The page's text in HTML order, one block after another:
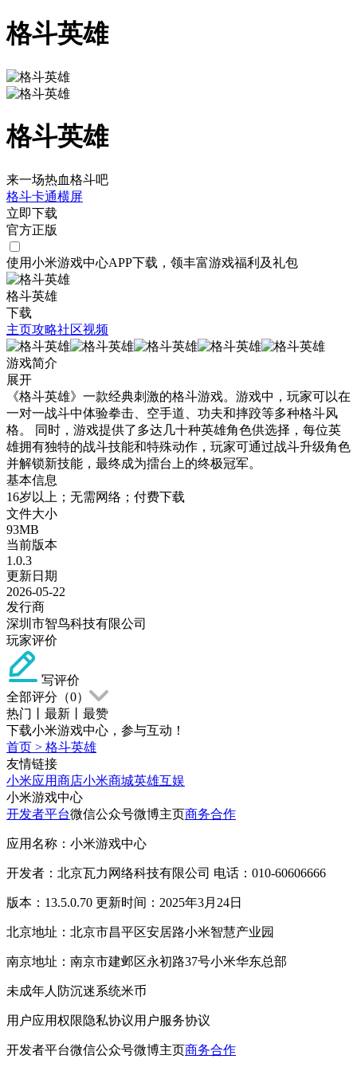
格斗英雄
格斗英雄
来一场热血格斗吧
格斗卡通横屏
立即下载
官方正版
使用小米游戏中心APP下载 ，领丰富游戏福利 及礼包
格斗英雄
下载
主页攻略社区视频
游戏简介
展开
《格斗英雄》一款经典刺激的格斗游戏。游戏中，玩家可以在
一对一战斗中体验拳击、空手道、功夫和摔跤等多种格斗风
格。 同时，游戏提供了多达几十种英雄角色供选择，每位英
雄拥有独特的战斗技能和特殊动作，玩家可通过战斗升级角色
并解锁新技能，最终成为擂台上的终极冠军。
基本信息
16岁以上；无需网络；付费下载
文件大小
93MB
当前版本
1.0.3
更新日期
2026-05-22
发行商
深圳市智鸟科技有限公司
玩家评价
写评价
全部评分（0）
热门
最新
最赞
下载小米游戏中心，参与互动！
首页 > 格斗英雄
友情链接
小米应用商店小米商城英雄互娱
小米游戏中心
开发者平台微信公众号微博主页商务合作
应用名称：小米游戏中心
开发者：北京瓦力网络科技有限公司 电话：010-60606666
版本：13.5.0.70 更新时间：2025年3月24日
北京地址：北京市昌平区安居路小米智慧产业园
南京地址：南京市建邺区永初路37号小米华东总部
未成年人防沉迷系统米币
用户应用权限隐私协议用户服务协议
开发者平台微信公众号微博主页商务合作